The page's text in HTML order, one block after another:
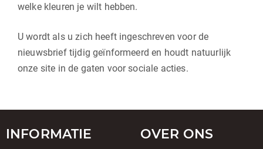
welke kleuren je wilt hebben.
U wordt als u zich heeft ingeschreven voor de
nieuwsbrief tijdig geïnformeerd en houdt natuurlijk
onze site in de gaten voor sociale acties.
INFORMATIE OVER ONS